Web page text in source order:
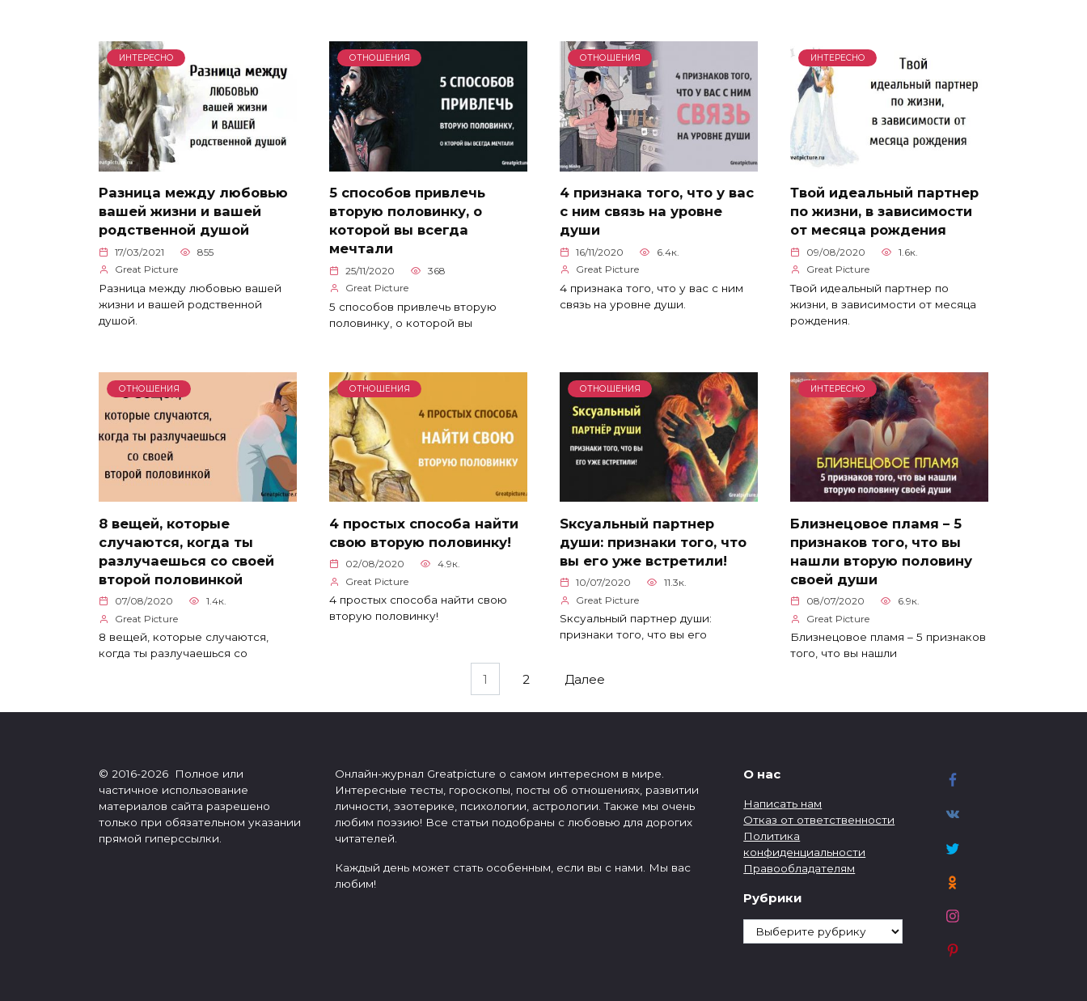
ИНТЕРЕСНО
Разница между любовью
вашей жизни и вашей
родственной душой
17/03/2021
855
Great Picture
Разница между любовью вашей
жизни и вашей родственной
душой.
ОТНОШЕНИЯ
5 способов привлечь
вторую половинку, о
которой вы всегда
мечтали
25/11/2020
368
Great Picture
5 способов привлечь вторую
половинку, о которой вы
ОТНОШЕНИЯ
4 признака того, что у вас
с ним связь на уровне
души
16/11/2020
6.4к.
Great Picture
4 признака того, что у вас с ним
связь на уровне души.
ИНТЕРЕСНО
Твой идеальный партнер
по жизни, в зависимости
от месяца рождения
09/08/2020
1.6к.
Great Picture
Твой идеальный партнер по
жизни, в зависимости от месяца
рождения.
ОТНОШЕНИЯ
8 вещей, которые
случаются, когда ты
разлучаешься со своей
второй половинкой
07/08/2020
1.4к.
Great Picture
8 вещей, которые случаются,
когда ты разлучаешься со
ОТНОШЕНИЯ
4 простых способа найти
свою вторую половинку!
02/08/2020
4.9к.
Great Picture
4 простых способа найти свою
вторую половинку!
ОТНОШЕНИЯ
Sксуальный партнер
души: признаки того, что
вы его уже встретили!
10/07/2020
11.3к.
Great Picture
Sксуальный партнер души:
признаки того, что вы его
ИНТЕРЕСНО
Близнецовое пламя – 5
признаков того, что вы
нашли вторую половину
своей души
08/07/2020
6.9к.
Great Picture
Близнецовое пламя – 5 признаков
того, что вы нашли
1 2 Далее
© 2016-2026 Полное или
частичное использование
материалов сайта разрешено
только при обязательном указании
прямой гиперссылки.
Онлайн-журнал Greatpicture о самом интересном в мире.
Интересные тесты, гороскопы, посты об отношениях, развитии
личности, эзотерике, психологии, астрологии. Также мы очень
любим поэзию! Все статьи подобраны с любовью для дорогих
читателей.
Каждый день может стать особенным, если вы с нами. Мы вас
любим!
О нас
Написать нам
Отказ от ответственности
Политика
конфиденциальности
Правообладателям
Рубрики
Рубрики